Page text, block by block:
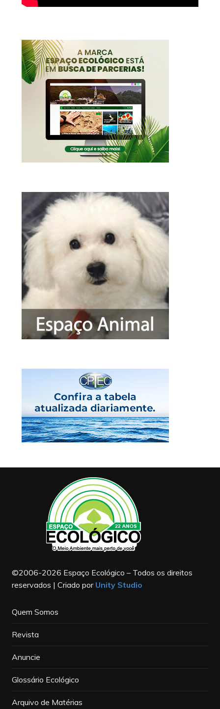
©2006-2026 Espaço Ecológico – Todos os direitos
reservados | Criado por Unity Studio
Quem Somos
Revista
Anuncie
Glossário Ecológico
Arquivo de Matérias